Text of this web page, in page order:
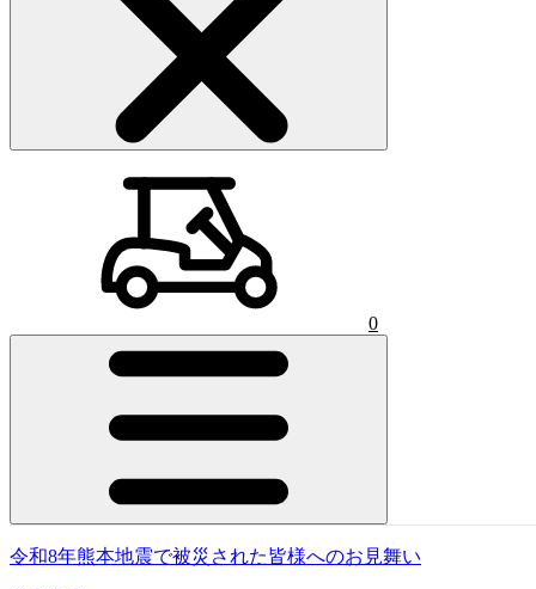
ショッピングカート 0)
0
令和8年熊本地震で被災された皆様へのお見舞い